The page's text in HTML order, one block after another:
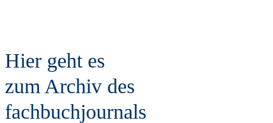
Hier geht es
zum Archiv des
fachbuchjournals